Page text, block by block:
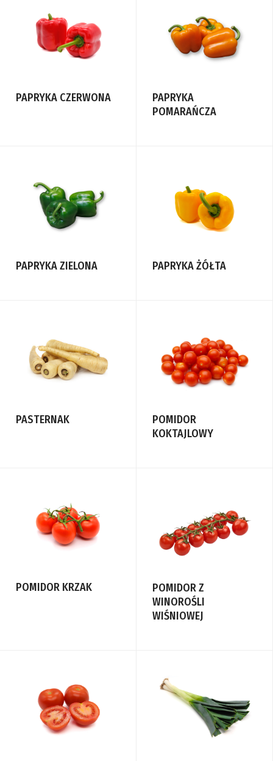
PAPRYKA CZERWONA
PAPRYKA
POMARAŃCZA
PAPRYKA ZIELONA PAPRYKA ŻÓŁTA
PASTERNAK
POMIDOR
KOKTAJLOWY
POMIDOR KRZAK
POMIDOR Z
WINOROŚLI
WIŚNIOWEJ